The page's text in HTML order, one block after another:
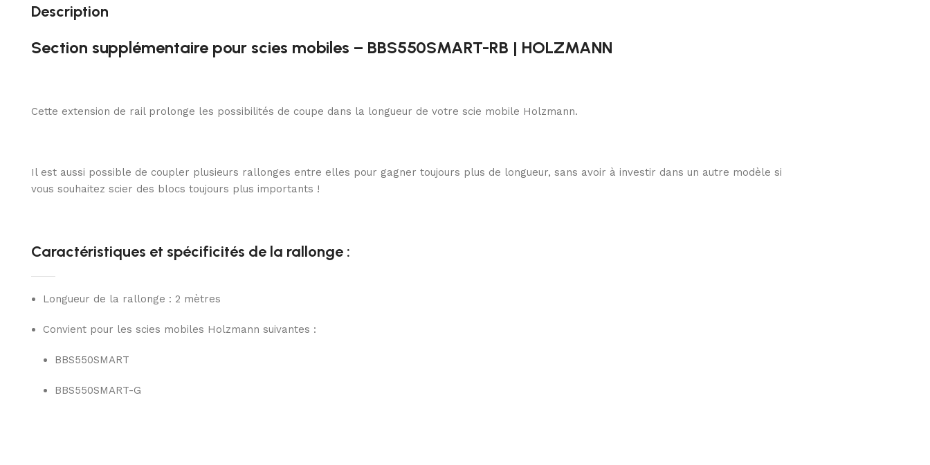
Description
Section supplémentaire pour scies mobiles – BBS550SMART-RB | HOLZMANN
Cette extension de rail prolonge les possibilités de coupe dans la longueur de votre scie mobile Holzmann.
Il est aussi possible de coupler plusieurs rallonges entre elles pour gagner toujours plus de longueur, sans avoir à investir dans un autre modèle si
vous souhaitez scier des blocs toujours plus importants !
Caractéristiques et spécificités de la rallonge :
Longueur de la rallonge : 2 mètres
Convient pour les scies mobiles Holzmann suivantes :
BBS550SMART
BBS550SMART-G